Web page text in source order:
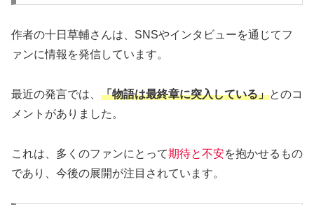
作者の十日草輔さんは、SNSやインタビューを通じてフ
ァンに情報を発信しています。
最近の発言では、 「物語は最終章に突入している」とのコ
メントがありました。
これは、多くのファンにとって期待と不安を抱かせるもの
であり、今後の展開が注目されています。